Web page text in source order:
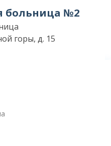
больница №2
горы, д. 15